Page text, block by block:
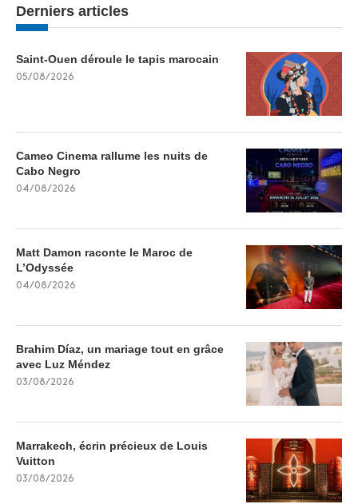
Derniers articles
Saint-Ouen déroule le tapis marocain
05/08/2026
Cameo Cinema rallume les nuits de
Cabo Negro
04/08/2026
Matt Damon raconte le Maroc de
L’Odyssée
04/08/2026
Brahim Díaz, un mariage tout en grâce
avec Luz Méndez
03/08/2026
Marrakech, écrin précieux de Louis
Vuitton
03/08/2026